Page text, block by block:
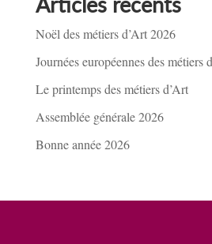
Noël des métiers d’Art 2026
Journées européennes des métiers
Le printemps des métiers d’Art
Assemblée générale 2026
Bonne année 2026